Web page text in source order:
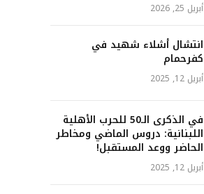
أبريل 25, 2026
انتشال أشلاء شهيد في
كفرحمام
أبريل 12, 2025
في الذكرى الـ50 للحرب الأهلية
اللبنانية: دروس الماضي ومخاطر
الحاضر ووعد المستقبل!
أبريل 12, 2025